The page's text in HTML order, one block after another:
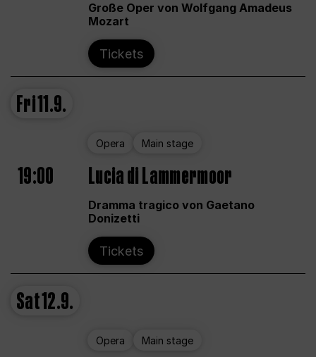
Große Oper von Wolfgang Amadeus
Mozart
Tickets
Fri11.9.
Opera Main stage
19:00 Lucia di Lammermoor
Dramma tragico von Gaetano
Donizetti
Tickets
Sat12.9.
Opera Main stage